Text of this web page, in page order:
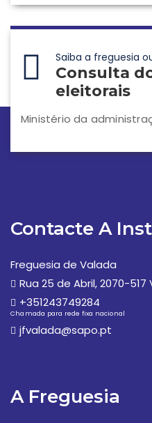
Saiba a freguesia
Consulta
eleitorais
Ministério da
Contacte A
Freguesia de Valada
Rua 25 de Abril, 2070-517
+351243749284
Chamada para rede fixa nacional
jfvalada@sapo.pt
A Freguesia